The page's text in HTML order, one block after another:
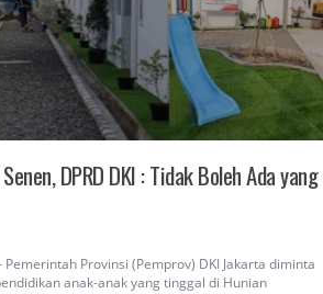
DPRD DKI : Tidak Boleh Ada yang
- Pemerintah Provinsi (Pemprov) DKI Jakarta diminta
anak-anak yang tinggal di Hunian